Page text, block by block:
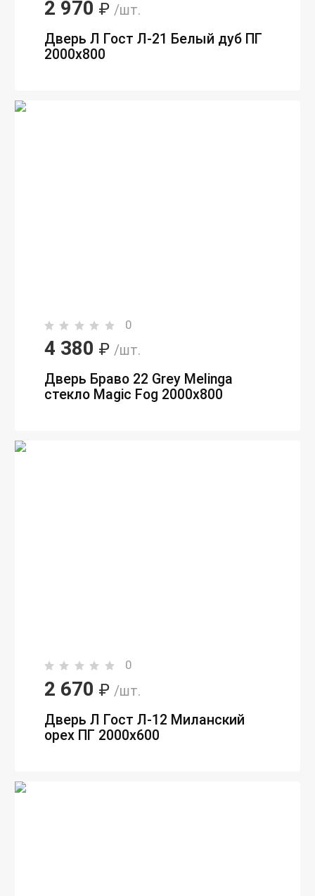
2 970 ₽ /шт.
Дверь Л Гост Л-21 Белый дуб ПГ
2000х800
0
4 380 ₽ /шт.
Дверь Браво 22 Grey Melinga
стекло Magic Fog 2000х800
0
2 670 ₽ /шт.
Дверь Л Гост Л-12 Миланский
орех ПГ 2000х600